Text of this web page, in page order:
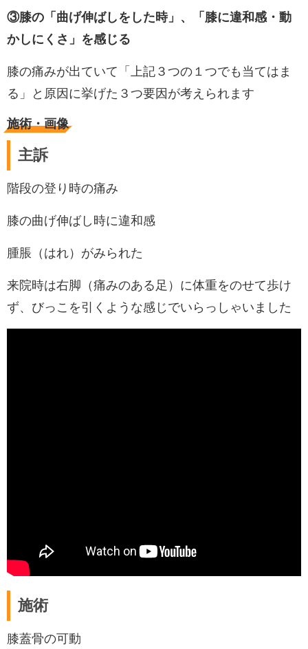
③膝の「曲げ伸ばしをした時」、「膝に違和感・動
かしにくさ」を感じる
膝の痛みが出ていて「上記３つの１つでも当てはま
る」と原因に挙げた３つ要因が考えられます
施術・画像
主訴
階段の登り時の痛み
膝の曲げ伸ばし時に違和感
腫脹（はれ）がみられた
来院時は右脚（痛みのある足）に体重をのせて歩け
ず、びっこを引くような感じでいらっしゃいました
施術
膝蓋骨の可動